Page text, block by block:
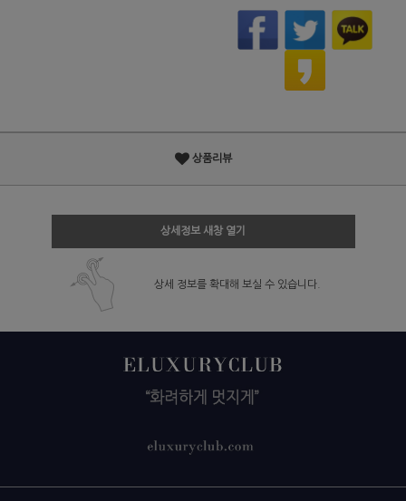
상품리뷰
상세정보 새창 열기
상세 정보를 확대해 보실 수 있습니다.